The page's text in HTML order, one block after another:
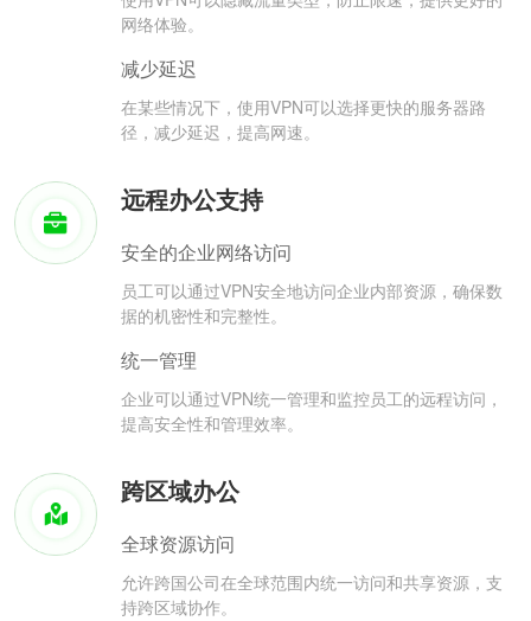
网络体验。
减少延迟
在某些情况下，使用VPN可以选择更快的服务器路
径，减少延迟，提高网速。
远程办公支持
安全的企业网络访问
员工可以通过VPN安全地访问企业内部资源，确保数
据的机密性和完整性。
统一管理
企业可以通过VPN统一管理和监控员工的远程访问，
提高安全性和管理效率。
跨区域办公
全球资源访问
允许跨国公司在全球范围内统一访问和共享资源，支
持跨区域协作。